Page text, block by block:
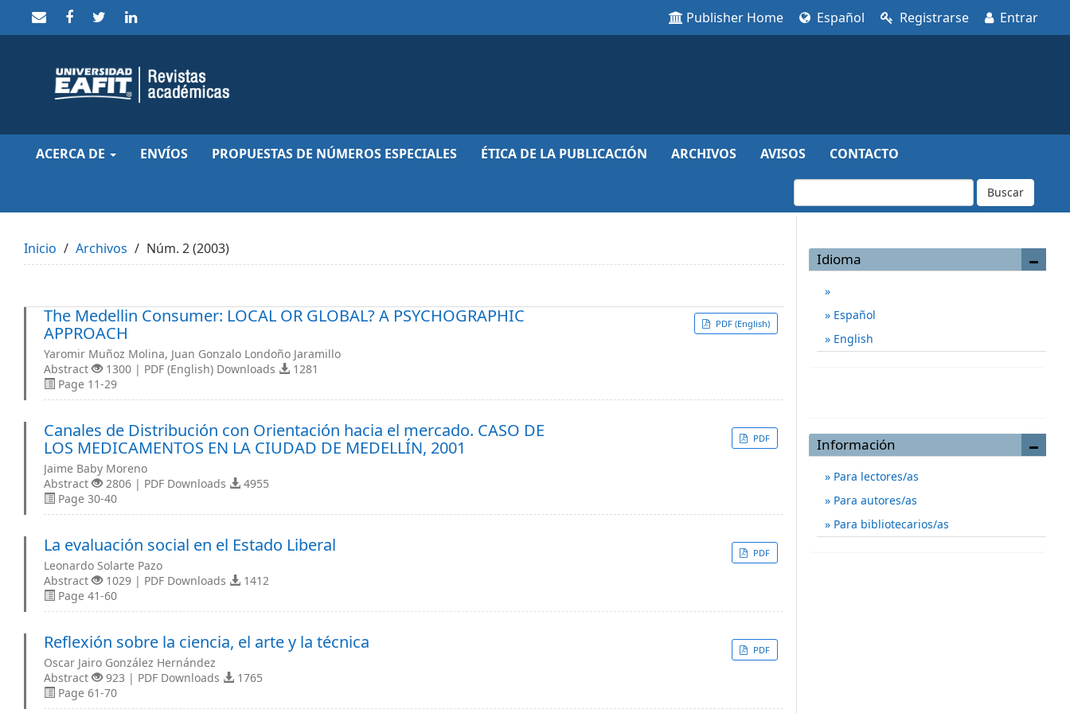
to
Main
Navigation
Content
Sidebar
Publisher Home Español Registrarse Entrar
ACERCA DE ENVÍOS PROPUESTAS DE NÚMEROS ESPECIALES ÉTICA DE LA PUBLICACIÓN ARCHIVOS AVISOS CONTACTO
Buscar
Inicio Archivos Núm. 2 (2003)
The Medellin Consumer: LOCAL OR GLOBAL? A PSYCHOGRAPHIC
APPROACH
Yaromir Muñoz Molina, Juan Gonzalo Londoño Jaramillo
Abstract
1300 | PDF (English) Downloads
1281
Page 11-29
PDF (English)
Canales de Distribución con Orientación hacia el mercado. CASO DE
LOS MEDICAMENTOS EN LA CIUDAD DE MEDELLÍN, 2001
Jaime Baby Moreno
Abstract
2806 | PDF Downloads
4955
Page 30-40
PDF
La evaluación social en el Estado Liberal
Leonardo Solarte Pazo
Abstract
1029 | PDF Downloads
1412
Page 41-60
PDF
Reflexión sobre la ciencia, el arte y la técnica
Oscar Jairo González Hernández
Abstract
923 | PDF Downloads
1765
Page 61-70
PDF
Idioma
Español
English
Información
Para lectores/as
Para autores/as
Para bibliotecarios/as